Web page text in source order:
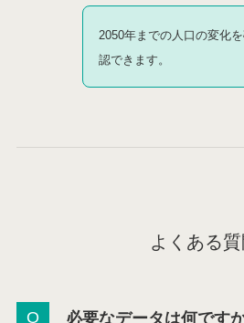
2050年までの人口の変化
認できます。
よくある質
必要なデータは何です